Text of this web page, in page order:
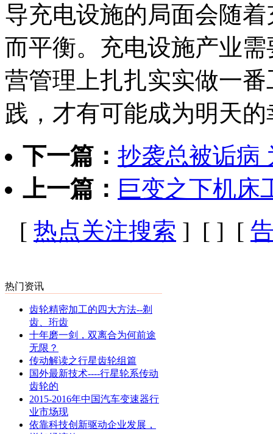
导充电设施的局面会随
而平衡。充电设施产业
营管理上扎扎实实做一
践，才有可能成为明天
下一篇： 抄袭总被诟病
上一篇： 巨变之下机床
[ 热点关注搜索 ] [ ] [
热门资讯
齿轮精密加工的四大方法--剃
齿、珩齿
十年磨一剑，双离合为何前途
无限？
传动解读之行星齿轮组篇
国外最新技术----行星轮系传动
齿轮的
2015-2016年中国汽车变速器行
业市场现
依靠科技创新驱动企业发展，